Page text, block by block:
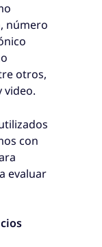
número
otros,
video.
con
evaluar